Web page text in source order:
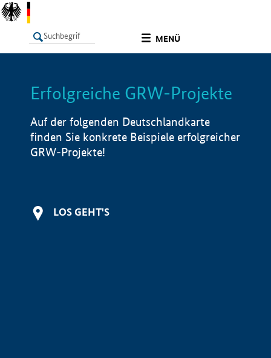
MENÜ
LISTE Info
Erfolgreiche GRW-Projekte
Auf der folgenden Deutschlandkarte
finden Sie konkrete Beispiele erfolgreicher
GRW-Projekte!
LOS GEHT'S